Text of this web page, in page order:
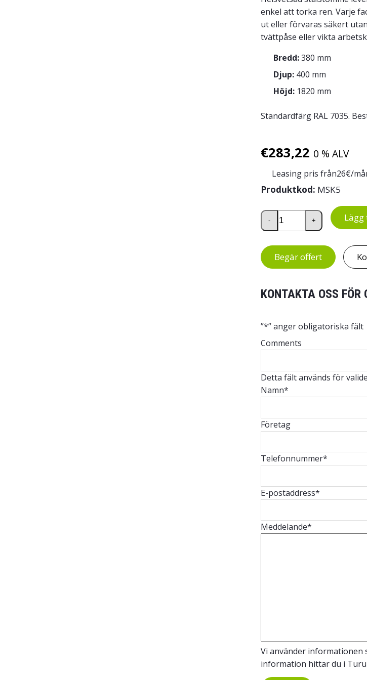
enkel att torka ren. Varje
ut eller förvaras säkert
tvättpåse eller vikta
Bredd:380 mm
Djup: 400 mm
Höjd: 1820 mm
Standardfärg RAL 7035.
€283,22 0 % ALV
Leasing pris från26€/
Produktkod: MSK5
Tvättbytesskåp, 5 dörrar
- +
Begär offert
KONTAKTA OSS FÖR
”*” anger obligatoriska fält
Comments
Detta fält används för
Namn*
Företag
Telefonnummer*
E-postaddress*
Meddelande*
Vi använder informationen
information hittar du i